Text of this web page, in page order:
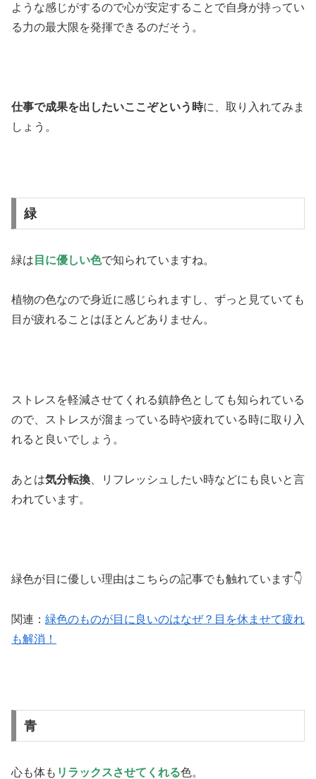
ような感じがするので心が安定することで自身が持ってい
る力の最大限を発揮できるのだそう。
仕事で成果を出したいここぞという時に、取り入れてみま
しょう。
緑
緑は 目に優しい色で知られていますね。
植物の色なので身近に感じられますし、ずっと見ていても
目が疲れることはほとんどありません。
ストレスを軽減させてくれる鎮静色としても知られている
ので、ストレスが溜まっている時や疲れている時に取り入
れると良いでしょう。
あとは気分転換 、リフレッシュしたい時などにも良いと言
われています。
緑色が目に優しい理由はこちらの記事でも触れています👇
関連： 緑色のものが目に良いのはなぜ？目を休ませて疲れ
も解消！
青
心も体も リラックスさせてくれる色。